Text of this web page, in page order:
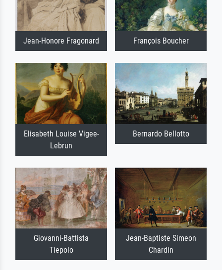
Jean-Honore Fragonard François Boucher
Elisabeth Louise Vigee-
Lebrun
Bernardo Bellotto
Giovanni-Battista
Tiepolo
Jean-Baptiste Simeon
Chardin